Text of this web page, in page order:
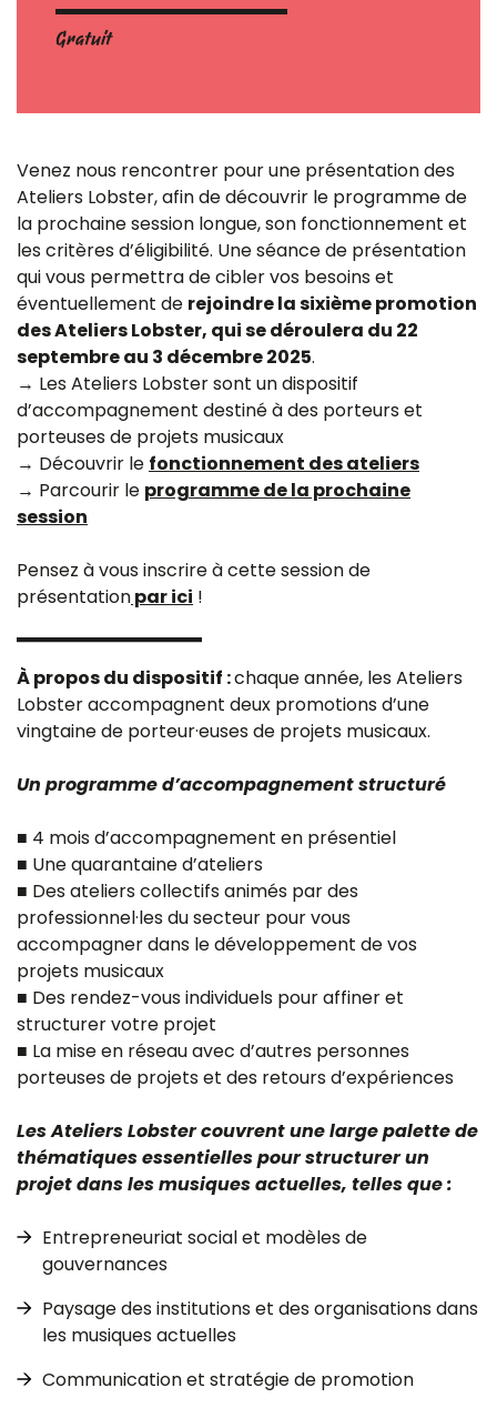
Gratuit
Venez nous rencontrer pour une présentation des
Ateliers Lobster, afin de découvrir le programme de
la prochaine session longue, son fonctionnement et
les critères d’éligibilité. Une séance de présentation
qui vous permettra de cibler vos besoins et
éventuellement de rejoindre la sixième promotion
des Ateliers Lobster, qui se déroulera du 22
septembre au 3 décembre 2025.
→ Les Ateliers Lobster sont un dispositif
d’accompagnement destiné à des porteurs et
porteuses de projets musicaux
→ Découvrir le fonctionnement des ateliers
→ Parcourir le programme de la prochaine
session
Pensez à vous inscrire à cette session de
présentationpar ici !
À propos du dispositif :chaque année, les Ateliers
Lobster accompagnent deux promotions d’une
vingtaine de porteur·euses de projets musicaux.
Un programme d’accompagnement structuré
■ 4 mois d’accompagnement en présentiel
■ Une quarantaine d’ateliers
■ Des ateliers collectifs animés par des
professionnel·les du secteur pour vous
accompagner dans le développement de vos
projets musicaux
■ Des rendez-vous individuels pour affiner et
structurer votre projet
■ La mise en réseau avec d’autres personnes
porteuses de projets et des retours d’expériences
Les Ateliers Lobster couvrent une large palette de
thématiques essentielles pour structurer un
projet dans les musiques actuelles, telles que :
Entrepreneuriat social et modèles de
gouvernances
Paysage des institutions et des organisations dans
les musiques actuelles
Communication et stratégie de promotion